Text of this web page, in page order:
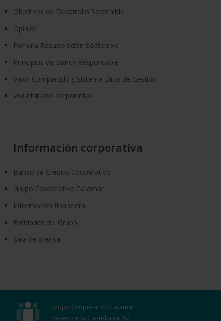
Objetivos de Desarrollo Sostenible
Opinión
Por una Recuperación Sostenible
Principios de Banca Responsable
Valor Compartido y Sistema Ético de Gestión
voluntariado corporativo
Información corporativa
Banco de Crédito Cooperativo
Grupo Cooperativo Cajamar
Información financiera
Entidades del Grupo
Sala de prensa
Grupo Cooperativo Cajamar
Paseo de la Castellana, 87